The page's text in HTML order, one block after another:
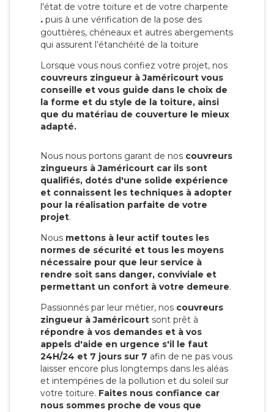
l'état de votre toiture et de votre charpente
. puis à une vérification de la pose des
gouttières, chéneaux et autres abergements
qui assurent l’étanchéité de la toiture
Lorsque vous nous confiez votre projet, nos
couvreurs zingueur à Jaméricourt vous
conseille et vous guide dans le choix de
la forme et du style de la toiture, ainsi
que du matériau de couverture le mieux
adapté.
Nous nous portons garant de nos couvreurs
zingueurs à Jaméricourt car ils sont
qualifiés, dotés d'une solide expérience
et connaissent les techniques à adopter
pour la réalisation parfaite de votre
projet.
Nous mettons à leur actif toutes les
normes de sécurité et tous les moyens
nécessaire pour que leur service à
rendre soit sans danger, conviviale et
permettant un confort à votre demeure.
Passionnés par leur métier, nos couvreurs
zingueur à Jaméricourt sont prêt à
répondre à vos demandes et à vos
appels d'aide en urgence s'il le faut
24H/24 et 7 jours sur 7 afin de ne pas vous
laisser encore plus longtemps dans les aléas
et intempéries de la pollution et du soleil sur
votre toiture. Faites nous confiance car
nous sommes proche de vous que